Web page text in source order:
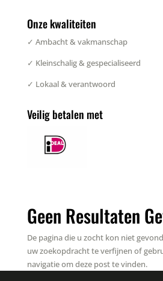
Geen Resultaten
De pagina die u zocht kon niet
uw zoekopdracht te verfijnen of
navigatie om deze post te vinden.
Onze kwaliteiten
✓ Ambacht & vakmanschap
✓ Kleinschalig & gespecialiseerd
✓ Lokaal & verantwoord
Veilig betalen met